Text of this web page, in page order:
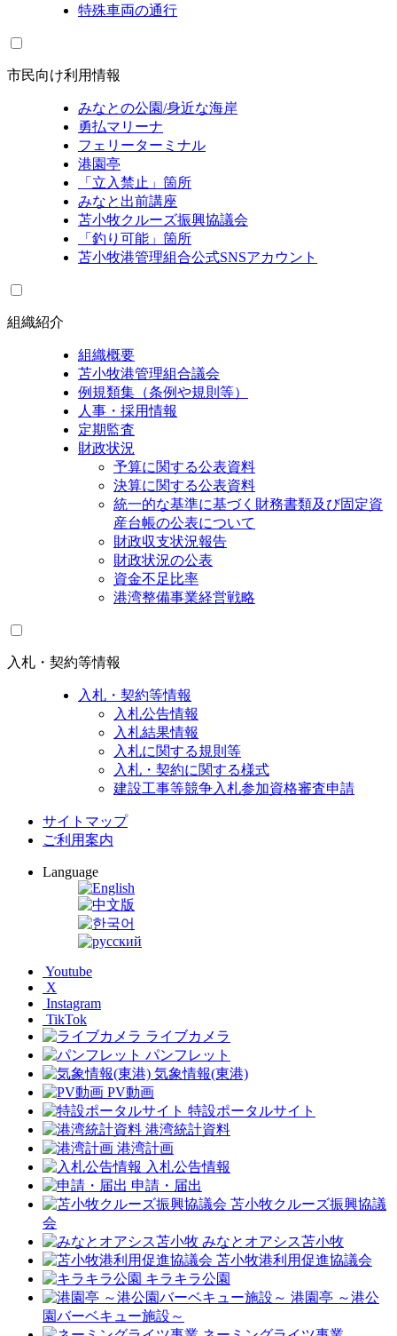
特殊車両の通行
市民向け利用情報
みなとの公園/身近な海岸
勇払マリーナ
フェリーターミナル
港園亭
「立入禁止」箇所
みなと出前講座
苫小牧クルーズ振興協議会
「釣り可能」箇所
苫小牧港管理組合公式SNSアカウント
組織紹介
組織概要
苫小牧港管理組合議会
例規類集（条例や規則等）
人事・採用情報
定期監査
財政状況
予算に関する公表資料
決算に関する公表資料
統一的な基準に基づく財務書類及び固定資
産台帳の公表について
財政収支状況報告
財政状況の公表
資金不足比率
港湾整備事業経営戦略
入札・契約等情報
入札・契約等情報
入札公告情報
入札結果情報
入札に関する規則等
入札・契約に関する様式
建設工事等競争入札参加資格審査申請
サイトマップ
ご利用案内
Language
Youtube
X
Instagram
TikTok
ライブカメラ
パンフレット
気象情報(東港)
PV動画
特設ポータルサイト
港湾統計資料
港湾計画
入札公告情報
申請・届出
苫小牧クルーズ振興協議
会
みなとオアシス苫小牧
苫小牧港利用促進協議会
キラキラ公園
港園亭 ～港公
園バーベキュー施設～